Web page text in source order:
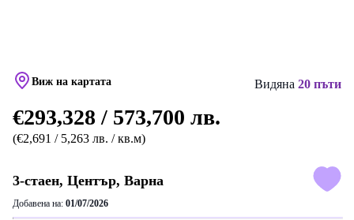
Виж на картата Видяна 20 пъти
€293,328 / 573,700 лв.
(€2,691 / 5,263 лв. / кв.м)
3-стаен, Център, Варна
Добавена на: 01/07/2026